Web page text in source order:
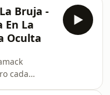
de su
Al intentar
romper su
de
Bruja -
En La
Oculta
cada